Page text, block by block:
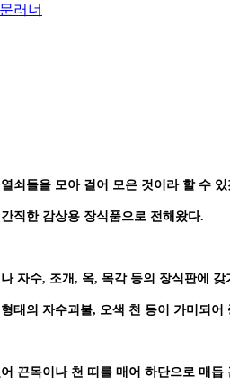
러너
쇠들을 모아 걸어 모은 것이라 할 수
한 감상용 장식품으로 전해왔다.
자수, 조개, 옥, 목각 등의 장식판에 갖
의 자수괴불, 오색 천 등이 가미되어
목이나 천 띠를 매어 하단으로 매듭